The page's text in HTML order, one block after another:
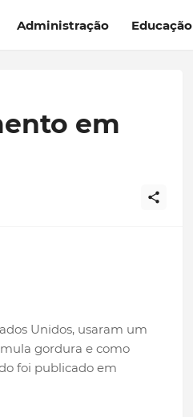
Administração Educação
em
Unidos, usaram um
gordura e como
foi publicado em